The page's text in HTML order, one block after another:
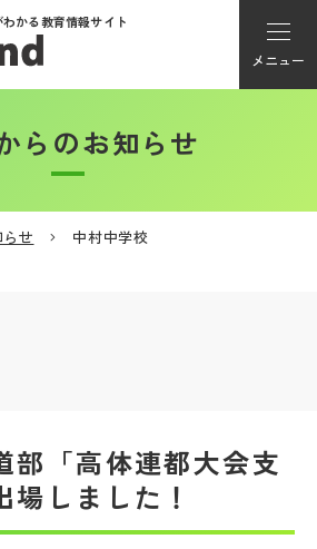
わかる教育情報サイト
メニュー
アカウント登録
らのお知らせ
せ 中村中学校
部「高体連都大会支
しました！